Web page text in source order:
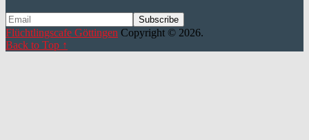
Flüchtlingscafe Göttingen Copyright © 2026.
Back to Top ↑